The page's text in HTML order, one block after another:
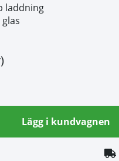
laddning
Lägg i kundvagnen